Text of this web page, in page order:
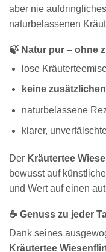
aber nie
naturbelassenen
🍃 Natur pur – ohne
lose
keine
naturbelassene
klarer,
Der Kräutertee
bewusst auf
und Wert auf einen
☕ Genuss zu jeder
Dank seines
Kräutertee